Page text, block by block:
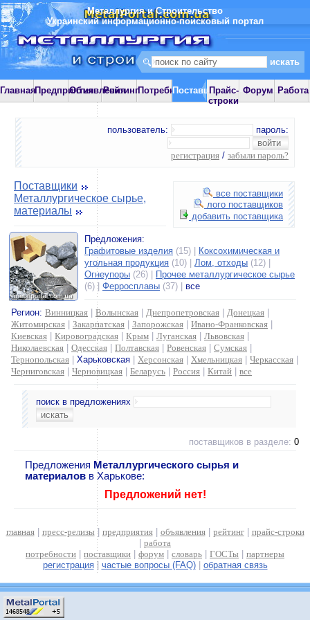
Металлургия и Строительство
Украинский информационно-поисковый портал
ГлавнаяПредприятияОбъявления
РейтингПотребностиПоставщики
Прайс-
строки
Форум Работа
пользователь: пароль:
регистрация / забыли пароль?
все поставщики
лого поставщиков
добавить поставщика
Поставщики
Металлургическое сырье,
материалы
Предложения:
Графитовые изделия (15) |
Коксохимическая и
угольная продукция (10) | Лом, отходы (12) |
Огнеупоры (26) |
Прочее металлургическое сырье
(6) | Ферросплавы (37) | все
Регион: Винницкая Волынская Днепропетровская Донецкая
Житомирская
Закарпатская Запорожская Ивано-Франковская
Киевская
Кировоградская Крым Луганская Львовская
Николаевская
Одесская Полтавская Ровенская Сумская
Тернопольская
Харьковская Херсонская Хмельницкая Черкасская
Черниговская
Черновицкая Беларусь Россия Китай все
поиск в предложениях
поставщиков в разделе: 0
Предложения Металлургического сырья и
материалов в Харькове:
Предложений нет!
главная| пресс-релизы | предприятия| объявления| рейтинг| прайс-строки
работа
потребности
поставщики форум словарь ГОСТы
партнеры
регистрация| частые вопросы (FAQ)| обратная связь